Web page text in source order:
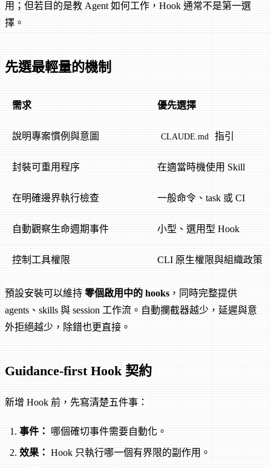
用；但若目的是教 Agent 如何工作，Hook 通常不是第一選
擇。
先選最輕量的機制
需求 優先選擇
說明專案慣例與意圖 CLAUDE.md 指引
封裝可重用程序 在適當時機使用 Skill
在明確邊界執行檢查 一般命令、task 或 CI
自動觀察生命週期事件 小型、選用型 Hook
控制工具權限 CLI 原生權限與組織政策
預設安裝可以維持 零個啟用中的 hooks ，同時完整提供
agents、skills 與 session 工作流。自動攔截器越少，延遲與意
外拒絕越少，除錯也更直接。
Guidance-first Hook 契約
新增 Hook 前，先寫清楚五件事：
事件： 哪個確切事件需要自動化。
效果： Hook 只執行哪一個有界限的副作用。